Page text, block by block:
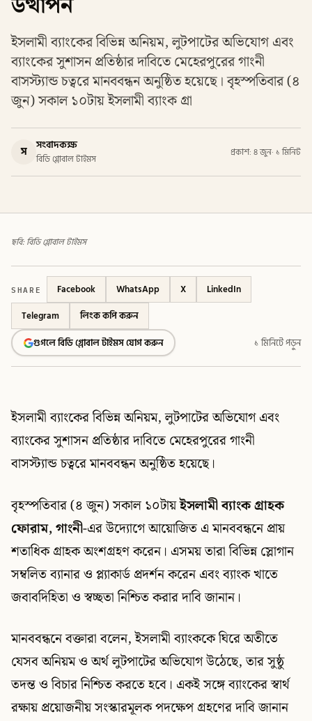
ইসলামী ব্যাংকের বিভিন্ন অনিয়ম, লুটপাটের অভিযোগ এবং
ব্যাংকের সুশাসন প্রতিষ্ঠার দাবিতে মেহেরপুরের গাংনী
বাসস্ট্যান্ড চত্বরে মানববন্ধন অনুষ্ঠিত হয়েছে। বৃহস্পতিবার (৪
জুন) সকাল ১০টায় ইসলামী ব্যাংক গ্রা
স সংবাদকক্ষ
বিডি গ্লোবাল টাইমস
প্রকাশ: ৪ জুন· ১ মিনিট
ছবি: বিডি গ্লোবাল টাইমস
SHARE Facebook WhatsApp X
LinkedIn
Telegram
লিংক কপি করুন
গুগলে বিডি গ্লোবাল টাইমস যোগ করুন
১ মিনিটে পড়ুন
ইসলামী ব্যাংকের বিভিন্ন অনিয়ম, লুটপাটের অভিযোগ এবং
ব্যাংকের সুশাসন প্রতিষ্ঠার দাবিতে মেহেরপুরের গাংনী
বাসস্ট্যান্ড চত্বরে মানববন্ধন অনুষ্ঠিত হয়েছে।
বৃহস্পতিবার (৪ জুন) সকাল ১০টায়ইসলামী ব্যাংক গ্রাহক
ফোরাম, গাংনী-এর উদ্যোগে আয়োজিত এ মানববন্ধনে প্রায়
শতাধিক গ্রাহক অংশগ্রহণ করেন। এসময় তারা বিভিন্ন স্লোগান
সম্বলিত ব্যানার ও প্ল্যাকার্ড প্রদর্শন করেন এবং ব্যাংক খাতে
জবাবদিহিতা ও স্বচ্ছতা নিশ্চিত করার দাবি জানান।
মানববন্ধনে বক্তারা বলেন, ইসলামী ব্যাংককে ঘিরে অতীতে
যেসব অনিয়ম ও অর্থ লুটপাটের অভিযোগ উঠেছে, তার সুষ্ঠু
তদন্ত ও বিচার নিশ্চিত করতে হবে। একই সঙ্গে ব্যাংকের স্বার্থ
রক্ষায় প্রয়োজনীয় সংস্কারমূলক পদক্ষেপ গ্রহণের দাবি জানান